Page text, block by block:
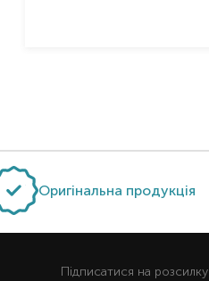
Оригінальна продукція
Підписатися на розсилку